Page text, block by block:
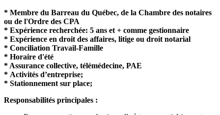
* Membre du Barreau du Québec, de la Chambre des notaires
ou de l'Ordre des CPA
* Expérience recherchée: 5 ans et + comme gestionnaire
* Expérience en droit des affaires, litige ou droit notarial
* Conciliation Travail-Famille
* Horaire d'été
* Assurance collective, télémédecine, PAE
* Activités d’entreprise;
* Stationnement sur place;
Responsabilités principales :